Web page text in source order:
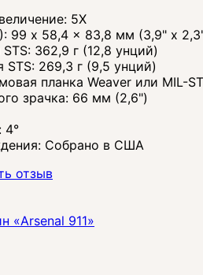
5X
99 x 58,4 x 83,8 мм (3,9" x
362,9 г (12,8 унций)
STS: 269,3 г (9,5 унций)
планка Weaver или MIL-
зрачка: 66 мм (2,6")
4°
Собрано в США
отзыв